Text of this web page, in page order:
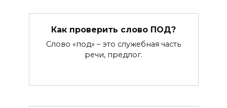
Как проверить слово ПОД?
Слово «под» – это служебная часть
речи, предлог.